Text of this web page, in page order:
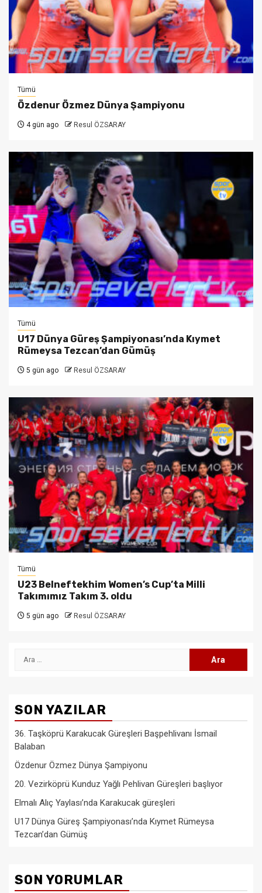
Tümü
Özdenur Özmez Dünya Şampiyonu
4 gün ago Resul ÖZSARAY
Tümü
U17 Dünya Güreş Şampiyonası’nda Kıymet
Rümeysa Tezcan’dan Gümüş
5 gün ago Resul ÖZSARAY
Tümü
U23 Belneftekhim Women’s Cup’ta Milli
Takımımız Takım 3. oldu
5 gün ago Resul ÖZSARAY
Arama:
SON YAZILAR
36. Taşköprü Karakucak Güreşleri Başpehlivanı İsmail
Balaban
Özdenur Özmez Dünya Şampiyonu
20. Vezirköprü Kunduz Yağlı Pehlivan Güreşleri başlıyor
Elmalı Alıç Yaylası’nda Karakucak güreşleri
U17 Dünya Güreş Şampiyonası’nda Kıymet Rümeysa
Tezcan’dan Gümüş
SON YORUMLAR